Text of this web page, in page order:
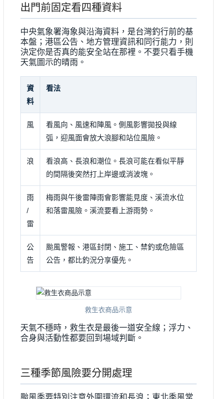
出門前固定看四種資料
中央氣象署海象與沿海資料，是台灣釣行前的基
本盤；港區公告、地方管理資訊和同行能力，則
決定你是否真的能安全站在那裡。不要只看手機
天氣圖示的晴雨。
資
料
看法
風
看風向、風速和陣風。側風影響拋投與線
弧，迎風面會放大浪腳和站位風險。
浪
看浪高、長浪和潮位。長浪可能在看似平靜
的間隔後突然打上岸邊或消波塊。
雨
/
雷
梅雨與午後雷陣雨會影響能見度、溪流水位
和落雷風險。溪流要看上游雨勢。
公
告
颱風警報、港區封閉、施工、禁釣或危險區
公告，都比釣況分享優先。
救生衣商品示意
天氣不穩時，救生衣是最後一道安全線；浮力、
合身與活動性都要回到場域判斷。
三種季節風險要分開處理